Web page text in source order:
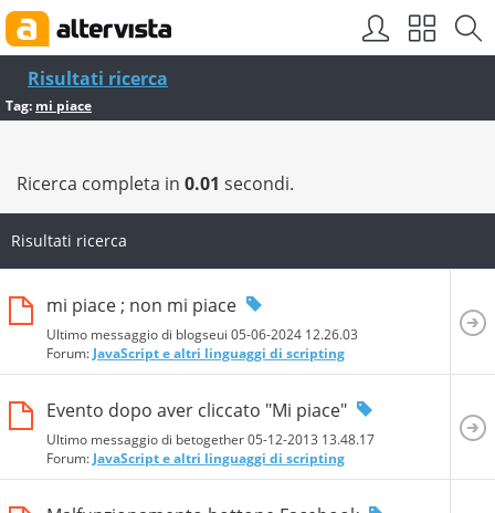
Risultati ricerca
Tag: mi piace
Ricerca completa in 0.01 secondi.
Risultati ricerca
mi piace ; non mi piace
Ultimo messaggio di blogseui 05-06-2024 12.26.03
Forum: JavaScript e altri linguaggi di scripting
Evento dopo aver cliccato "Mi piace"
Ultimo messaggio di betogether 05-12-2013 13.48.17
Forum: JavaScript e altri linguaggi di scripting